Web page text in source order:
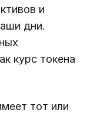
и
дни.
курс токена
тот или